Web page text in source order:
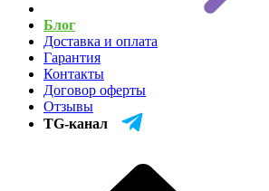
Блог
Доставка и оплата
Гарантия
Контакты
Договор оферты
Отзывы
TG-канал